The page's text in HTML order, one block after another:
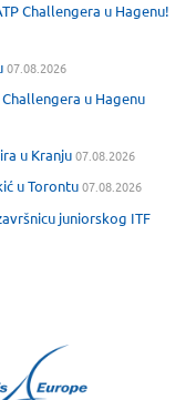
Challengera u Hagenu!
07.08.2026
u Hagenu
u Kranju07.08.2026
u Torontu07.08.2026
juniorskog ITF